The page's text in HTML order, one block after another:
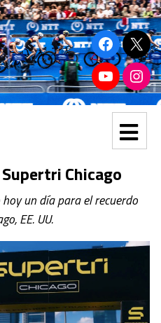
Chicago
un día para el recuerdo
EE. UU.